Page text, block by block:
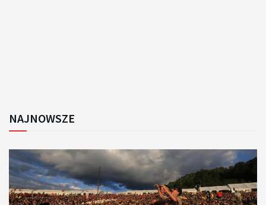
NAJNOWSZE